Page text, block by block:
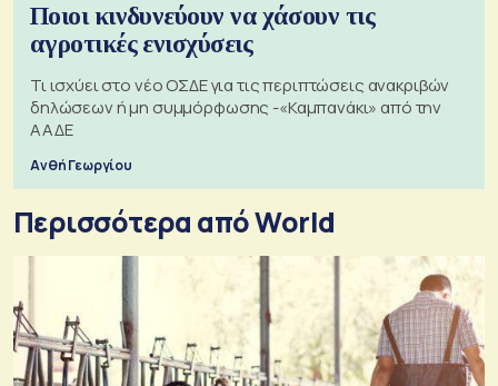
Ποιοι κινδυνεύουν να χάσουν τις
αγροτικές ενισχύσεις
Τι ισχύει στο νέο ΟΣΔΕ για τις περιπτώσεις ανακριβών
δηλώσεων ή μη συμμόρφωσης -«Καμπανάκι» από την
ΑΑΔΕ
Ανθή Γεωργίου
Περισσότερα από World